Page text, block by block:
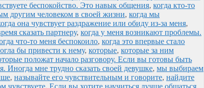
беспокойство. Это навык общения, когда кто-то
другим человеком в своей жизни, когда мы
она чувствует раздражение или обиду из-за меня,
сказать партнеру, когда у меня возникают проблемы.
что-то меня беспокоило, когда это впервые стало
бы привести к нему, которые, которые за ним
положат начало разговору. Если вы готовы быть
Иногда мне трудно сказать своей девушке, мы выбираем
, называйте его чувствительным и говорите, найдите